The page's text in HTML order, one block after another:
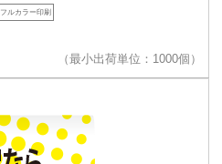
フルカラー印刷
（最小出荷単位：1000個）